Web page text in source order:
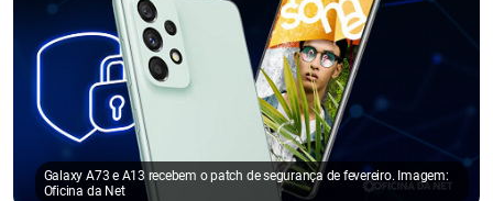
Galaxy A73 e A13 recebem o patch de segurança de fevereiro. Imagem:
Oficina da Net